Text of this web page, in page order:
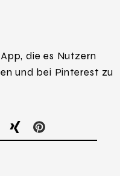
die es Nutzern
und bei Pinterest zu